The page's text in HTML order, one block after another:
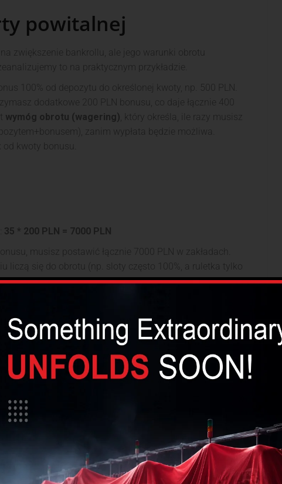
powitalnej
zwiększenie bankrollu, ale jego warunki obrotu
to na praktycznym przykładzie.
100% od depozytu do określonej kwoty, np. 500 PLN.
dodatkowe 200 PLN bonusu, co daje łącznie 400
wymóg obrotu (wagering) , który określa, ile razy musisz
zanim wypłata będzie możliwa.
od kwoty bonusu.
35 * 200 PLN = 7000 PLN
musisz postawić łącznie 7000 PLN w zakładach.
liczą się do obrotu (np. sloty często 100%, a ruletka tylko
bonusu.
dostęp do kasyna jest wygodny na każdym
efortuna app do pobrania z Google Play czy App Store.